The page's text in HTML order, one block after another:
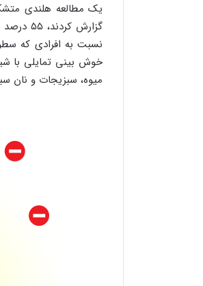
نسبت به افرادی که
خوش بینی تمایلی با
میوه، سبزیجات و نان